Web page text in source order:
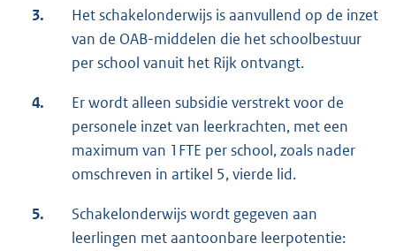
3.
Het schakelonderwijs is aanvullend op de inzet
van de OAB-middelen die het schoolbestuur
per school vanuit het Rijk ontvangt.
4.
Er wordt alleen subsidie verstrekt voor de
personele inzet van leerkrachten, met een
maximum van 1FTE per school, zoals nader
omschreven in artikel 5, vierde lid.
5.
Schakelonderwijs wordt gegeven aan
leerlingen met aantoonbare leerpotentie: